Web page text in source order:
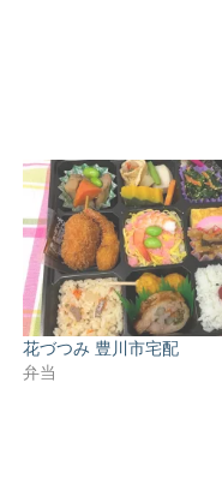
花づつみ 豊川市宅配
弁当